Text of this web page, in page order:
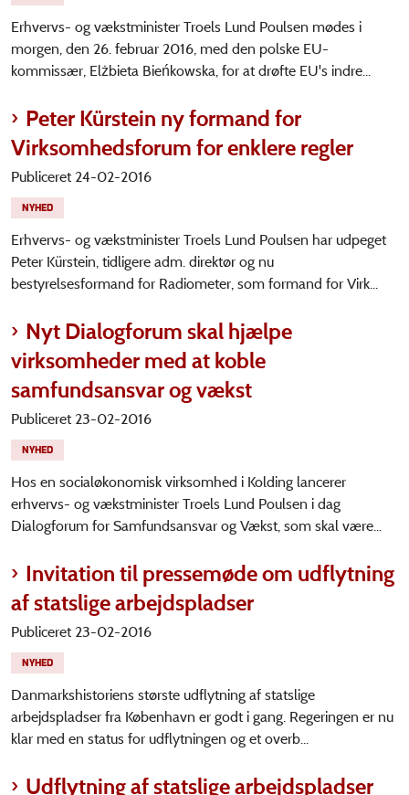
Erhvervs- og vækstminister Troels Lund Poulsen mødes i
morgen, den 26. februar 2016, med den polske EU-
kommissær, Elżbieta Bieńkowska, for at drøfte EU's indre...
Peter Kürstein ny formand for
Virksomhedsforum for enklere regler
Publiceret 24-02-2016
NYHED
Erhvervs- og vækstminister Troels Lund Poulsen har udpeget
Peter Kürstein, tidligere adm. direktør og nu
bestyrelsesformand for Radiometer, som formand for Virk...
Nyt Dialogforum skal hjælpe
virksomheder med at koble
samfundsansvar og vækst
Publiceret 23-02-2016
NYHED
Hos en socialøkonomisk virksomhed i Kolding lancerer
erhvervs- og vækstminister Troels Lund Poulsen i dag
Dialogforum for Samfundsansvar og Vækst, som skal være...
Invitation til pressemøde om udflytning
af statslige arbejdspladser
Publiceret 23-02-2016
NYHED
Danmarkshistoriens største udflytning af statslige
arbejdspladser fra København er godt i gang. Regeringen er nu
klar med en status for udflytningen og et overb...
Udflytning af statslige arbejdspladser